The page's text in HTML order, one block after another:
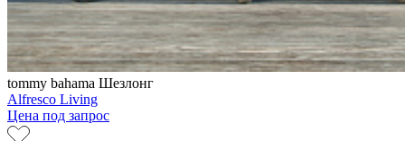
tommy bahama Шезлонг
Alfresco Living
Цена под запрос